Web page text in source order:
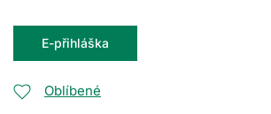
E-přihláška
Oblíbené